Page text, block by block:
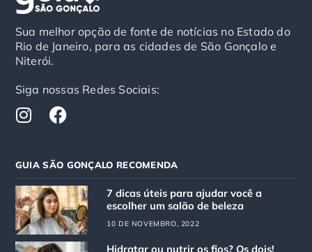
Sua melhor opção de fonte de notícias no Estado do
Rio de Janeiro, para as cidades de São Gonçalo e
Niterói.
Siga nossas Redes Sociais:
I
n
t
a
g
r
a
m
F
a
e
b
o
o
k
GUIA SÃO GONÇALO RECOMENDA
7 dicas úteis para ajudar você a
escolher um salão de beleza
10 DE NOVEMBRO, 2022
Hidratar ou nutrir os fios? Os dois!